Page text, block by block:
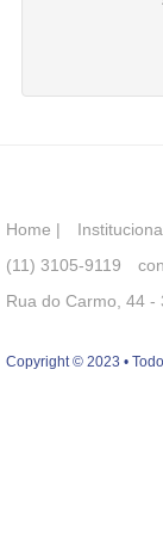
Home |
(11) 3105-9119
Rua do Carmo, 44 -
Copyright © 2023 •